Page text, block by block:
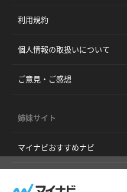
利用規約
個人情報の取扱いについて
ご意見・ご感想
姉妹サイト
マイナビおすすめナビ